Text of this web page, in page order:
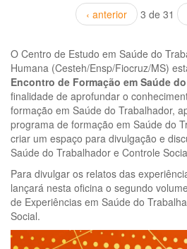
‹ anterior 3 de 31
O Centro de Estudo em Saúde do
Humana (Cesteh/Ensp/Fiocruz/MS)
Encontro de Formação em Saúde
finalidade de aprofundar o
formação em Saúde do Trabalhador,
programa de formação em Saúde do
criar um espaço para divulgação e
Saúde do Trabalhador e Controle
Para divulgar os relatos das
lançará nesta oficina o segundo
de Experiências em Saúde do
Social.